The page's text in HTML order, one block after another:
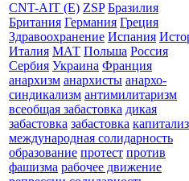
CNT-AIT (E) ZSP Бразилия
Британия Германия Греция
Здравоохранение Испания
Италия МАТ Польша Россия
Сербия Украина Франция
анархизм анархисты анархо-
синдикализм антимилитаризм
всеобщая забастовка дикая
забастовка забастовка
международная солидарность
образование протест против
фашизма рабочее движение